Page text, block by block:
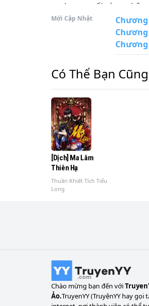
nhưng cuối cùng
cha về anh gặp ông
thương hai cha con
nhưng điều đó cũng
muốn sống thay cho
theo dõi hành trình khó
Mới Cập Nhật Chương
Chương
Chương
Có Thể Bạn
[Dịch] Ma Lâm
Thiên Hạ
Thuần Khiết Tích Tiểu
Long
Chào mừng bạn đến với
Ảo.TruyenYY (TruyệnYY hay